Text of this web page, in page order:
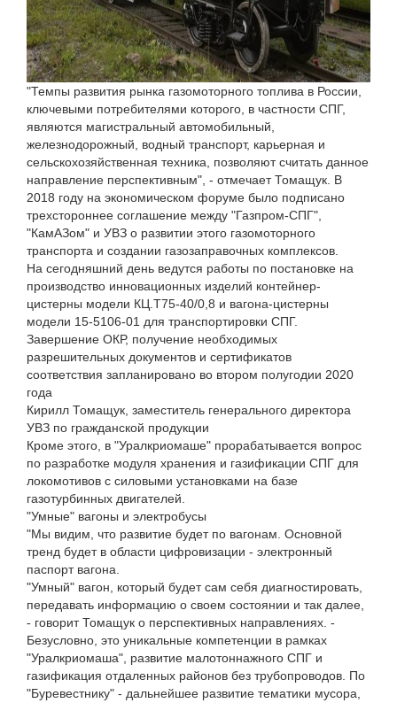
"Темпы развития рынка газомоторного топлива в России,
ключевыми потребителями которого, в частности СПГ,
являются магистральный автомобильный,
железнодорожный, водный транспорт, карьерная и
сельскохозяйственная техника, позволяют считать данное
направление перспективным", - отмечает Томащук. В
2018 году на экономическом форуме было подписано
трехстороннее соглашение между "Газпром-СПГ",
"КамАЗом" и УВЗ о развитии этого газомоторного
транспорта и создании газозаправочных комплексов.
На сегодняшний день ведутся работы по постановке на
производство инновационных изделий контейнер-
цистерны модели КЦ.Т75-40/0,8 и вагона-цистерны
модели 15-5106-01 для транспортировки СПГ.
Завершение ОКР, получение необходимых
разрешительных документов и сертификатов
соответствия запланировано во втором полугодии 2020
года
Кирилл Томащук, заместитель генерального директора
УВЗ по гражданской продукции
Кроме этого, в "Уралкриомаше" прорабатывается вопрос
по разработке модуля хранения и газификации СПГ для
локомотивов с силовыми установками на базе
газотурбинных двигателей.
"Умные" вагоны и электробусы
"Мы видим, что развитие будет по вагонам. Основной
тренд будет в области цифровизации - электронный
паспорт вагона.
"Умный" вагон, который будет сам себя диагностировать,
передавать информацию о своем состоянии и так далее,
- говорит Томащук о перспективных направлениях. -
Безусловно, это уникальные компетенции в рамках
"Уралкриомаша", развитие малотоннажного СПГ и
газификация отдаленных районов без трубопроводов. По
"Буревестнику" - дальнейшее развитие тематики мусора,